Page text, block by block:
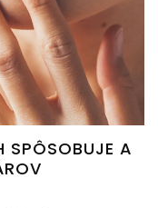
SPÔSOBUJE A